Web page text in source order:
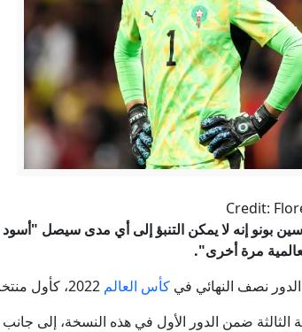
هيئة بحرية بريطانية: سفينة
مدفيديف: الغرب استخدم
- رغم تقدم مفاوضات عُمان.. الحرس الثوري
المكوّن الخفي في روبوتات الدردشة..
Credit:
مرة أخرى".
نصف النهائي في كأس العالم
الثالثة ضمن الدور الأول في هذه النسخة، إلى